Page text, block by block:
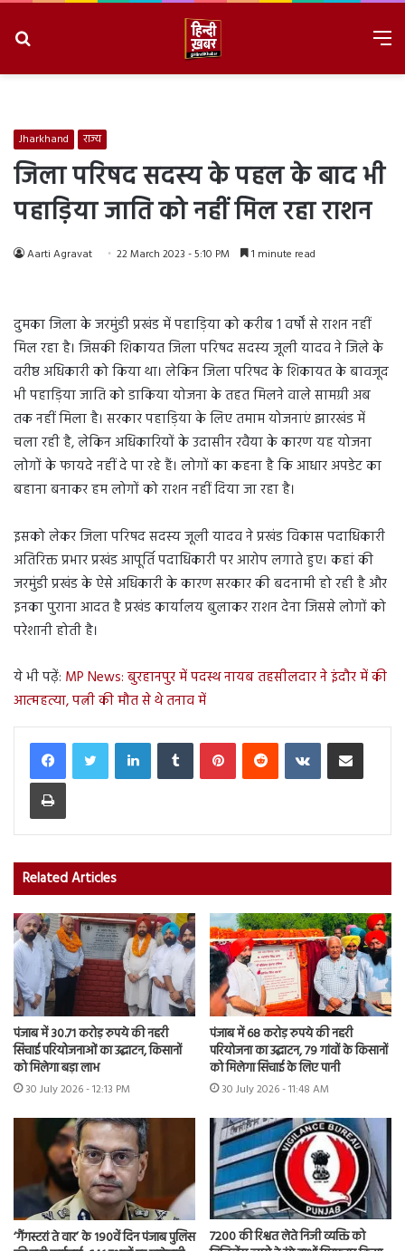
Jharkhand राज्य
जिला परिषद सदस्य के पहल के बाद भी
पहाड़िया जाति को नहीं मिल रहा राशन
Aarti Agravat 22 March 2023 - 5:10 PM 1 minute read
दुमका जिला के जरमुंडी प्रखंड में पहाड़िया को करीब 1 वर्षों से राशन नहीं
मिल रहा है। जिसकी शिकायत जिला परिषद सदस्य जूली यादव ने जिले के
वरीष्ठ अधिकारी को किया था। लेकिन जिला परिषद के शिकायत के बावजूद
भी पहाड़िया जाति को डाकिया योजना के तहत मिलने वाले सामग्री अब
तक नहीं मिला है। सरकार पहाड़िया के लिए तमाम योजनाएं झारखंड में
चला रही है, लेकिन अधिकारियों के उदासीन रवैया के कारण यह योजना
लोगों के फायदे नहीं दे पा रहे हैं। लोगों का कहना है कि आधार अपडेट का
बहाना बनाकर हम लोगों को राशन नहीं दिया जा रहा है।
इसको लेकर जिला परिषद सदस्य जूली यादव ने प्रखंड विकास पदाधिकारी
अतिरिक्त प्रभार प्रखंड आपूर्ति पदाधिकारी पर आरोप लगाते हुए। कहां की
जरमुंडी प्रखंड के ऐसे अधिकारी के कारण सरकार की बदनामी हो रही है और
इनका पुराना आदत है प्रखंड कार्यालय बुलाकर राशन देना जिससे लोगों को
परेशानी होती है।
ये भी पढ़ें: MP News: बुरहानपुर में पदस्थ नायब तहसीलदार ने इंदौर में की
आत्महत्या, पत्नी की मौत से थे तनाव में
LinkedInTumblr PinterestReddit VKontakteShare via Email
Print
Related Articles
पंजाब में 30.71 करोड़ रुपये की नहरी
सिंचाई परियोजनाओं का उद्घाटन, किसानों
को मिलेगा बड़ा लाभ
30 July 2026 - 12:13 PM
पंजाब में 68 करोड़ रुपये की नहरी
परियोजना का उद्घाटन, 79 गांवों के किसानों
को मिलेगा सिंचाई के लिए पानी
30 July 2026 - 11:48 AM
‘गैंगस्टरां ते वार’ के 190वें दिन पंजाब पुलिस
7200 की रिश्वत लेते निजी व्यक्ति को